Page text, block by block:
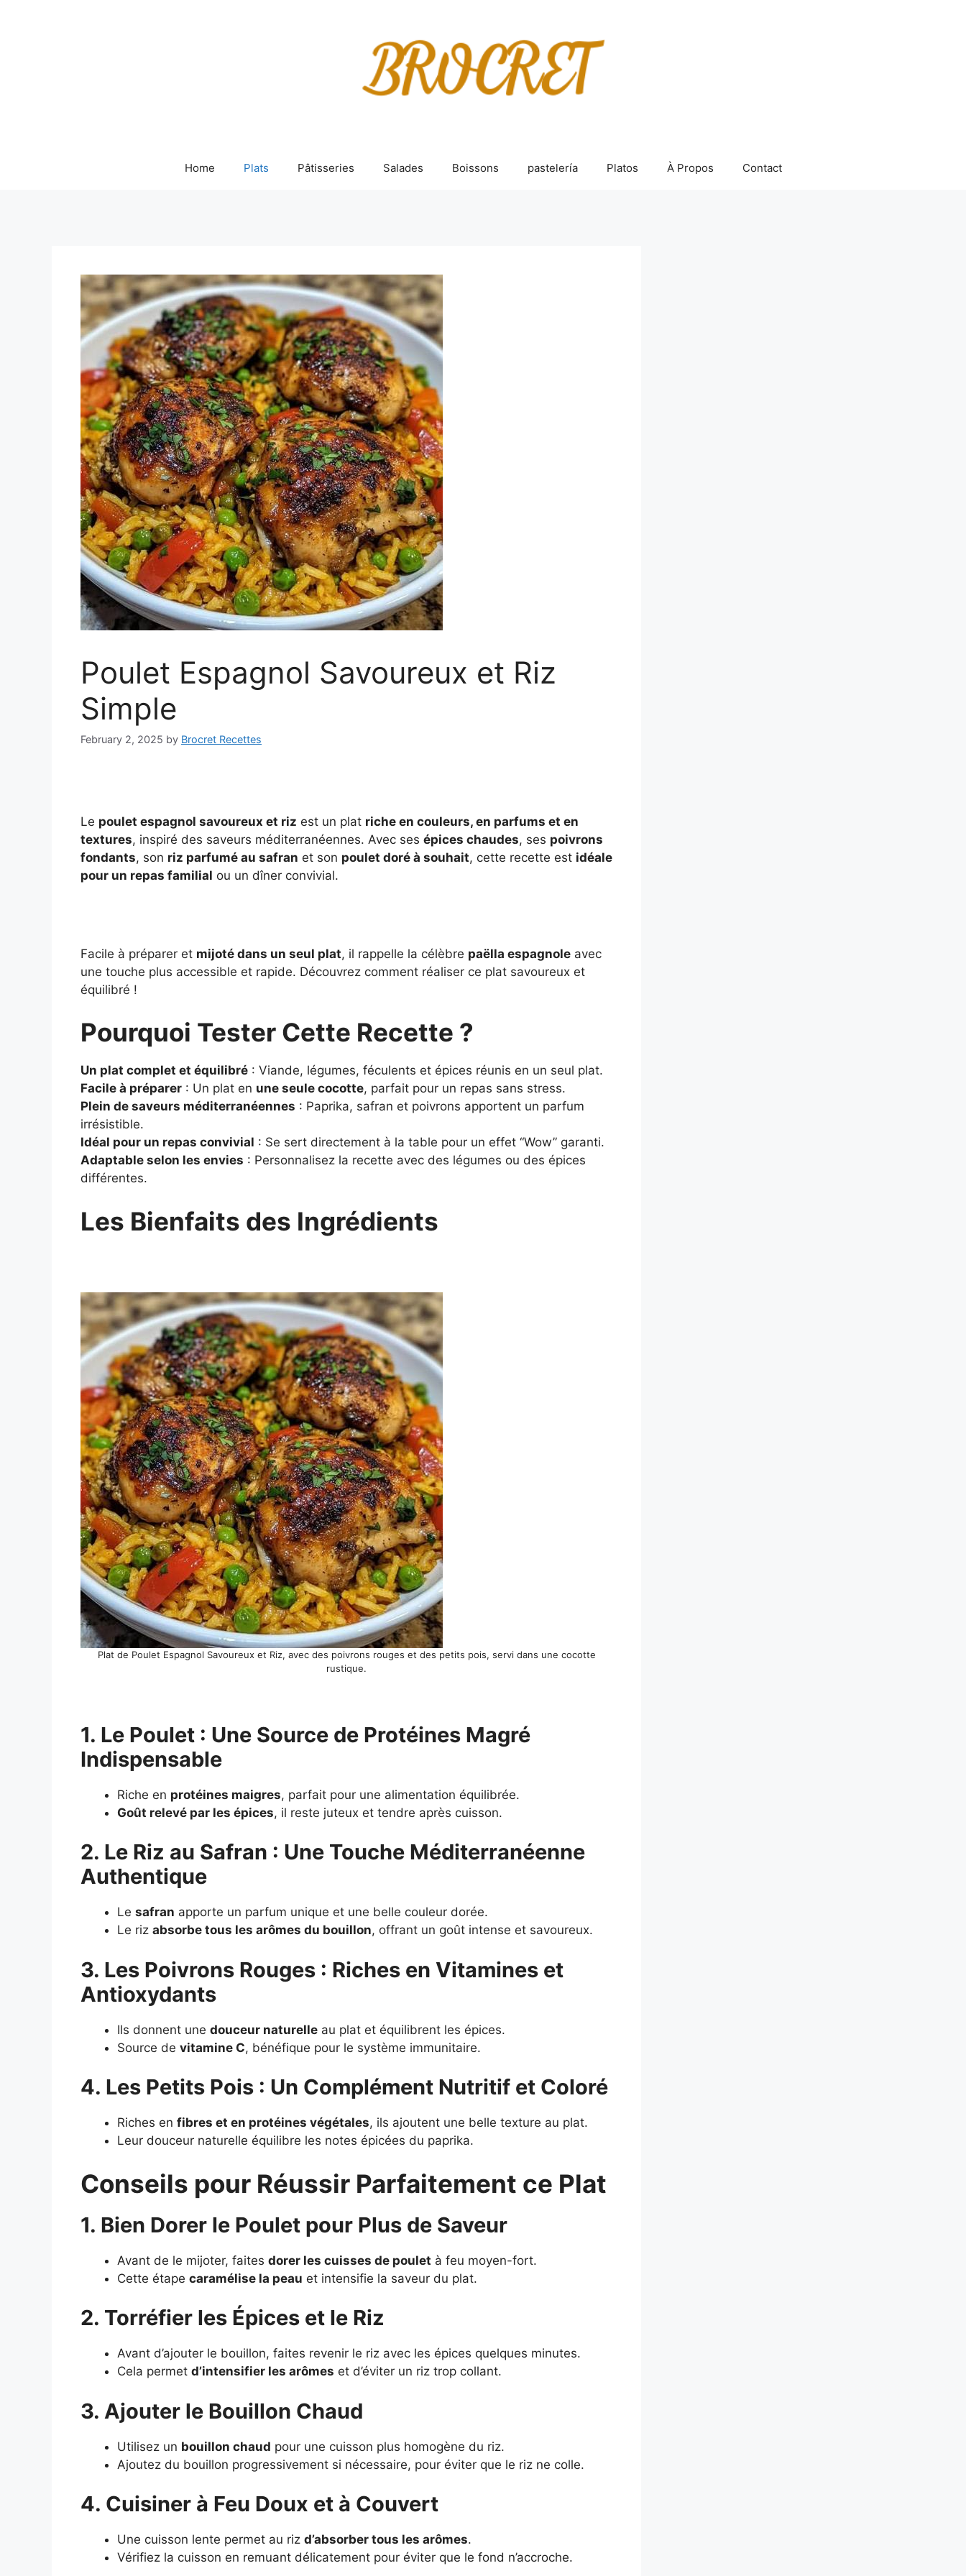
Home Plats Pâtisseries Salades Boissons pastelería Platos À Propos Contact
Poulet Espagnol Savoureux et Riz
Simple
February 2, 2025 by Brocret Recettes
Le poulet espagnol savoureux et riz est un plat riche en couleurs, en parfums et en
textures, inspiré des saveurs méditerranéennes. Avec ses épices chaudes, ses poivrons
fondants, son riz parfumé au safran et son poulet doré à souhait, cette recette est idéale
pour un repas familial ou un dîner convivial.
Facile à préparer et mijoté dans un seul plat, il rappelle la célèbre paëlla espagnole avec
une touche plus accessible et rapide. Découvrez comment réaliser ce plat savoureux et
équilibré !
Pourquoi Tester Cette Recette ?
Un plat complet et équilibré : Viande, légumes, féculents et épices réunis en un seul plat.
Facile à préparer : Un plat en une seule cocotte, parfait pour un repas sans stress.
Plein de saveurs méditerranéennes : Paprika, safran et poivrons apportent un parfum
irrésistible.
Idéal pour un repas convivial : Se sert directement à la table pour un effet “Wow” garanti.
Adaptable selon les envies : Personnalisez la recette avec des légumes ou des épices
différentes.
Les Bienfaits des Ingrédients
Plat de Poulet Espagnol Savoureux et Riz, avec des poivrons rouges et des petits pois, servi dans une cocotte
rustique.
1. Le Poulet : Une Source de Protéines Magré
Indispensable
Riche en protéines maigres, parfait pour une alimentation équilibrée.
Goût relevé par les épices, il reste juteux et tendre après cuisson.
2. Le Riz au Safran : Une Touche Méditerranéenne
Authentique
Le safran apporte un parfum unique et une belle couleur dorée.
Le riz absorbe tous les arômes du bouillon, offrant un goût intense et savoureux.
3. Les Poivrons Rouges : Riches en Vitamines et
Antioxydants
Ils donnent une douceur naturelle au plat et équilibrent les épices.
Source de vitamine C, bénéfique pour le système immunitaire.
4. Les Petits Pois : Un Complément Nutritif et Coloré
Riches en fibres et en protéines végétales, ils ajoutent une belle texture au plat.
Leur douceur naturelle équilibre les notes épicées du paprika.
Conseils pour Réussir Parfaitement ce Plat
1. Bien Dorer le Poulet pour Plus de Saveur
Avant de le mijoter, faites dorer les cuisses de poulet à feu moyen-fort.
Cette étape caramélise la peau et intensifie la saveur du plat.
2. Torréfier les Épices et le Riz
Avant d’ajouter le bouillon, faites revenir le riz avec les épices quelques minutes.
Cela permet d’intensifier les arômes et d’éviter un riz trop collant.
3. Ajouter le Bouillon Chaud
Utilisez un bouillon chaud pour une cuisson plus homogène du riz.
Ajoutez du bouillon progressivement si nécessaire, pour éviter que le riz ne colle.
4. Cuisiner à Feu Doux et à Couvert
Une cuisson lente permet au riz d’absorber tous les arômes.
Vérifiez la cuisson en remuant délicatement pour éviter que le fond n’accroche.